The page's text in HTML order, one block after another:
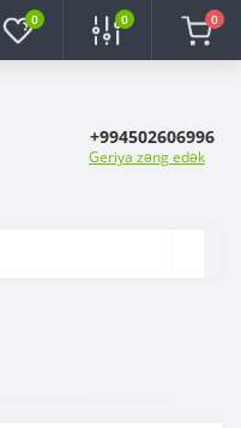
0 0 0
+994502606996
Geriya zəng edək